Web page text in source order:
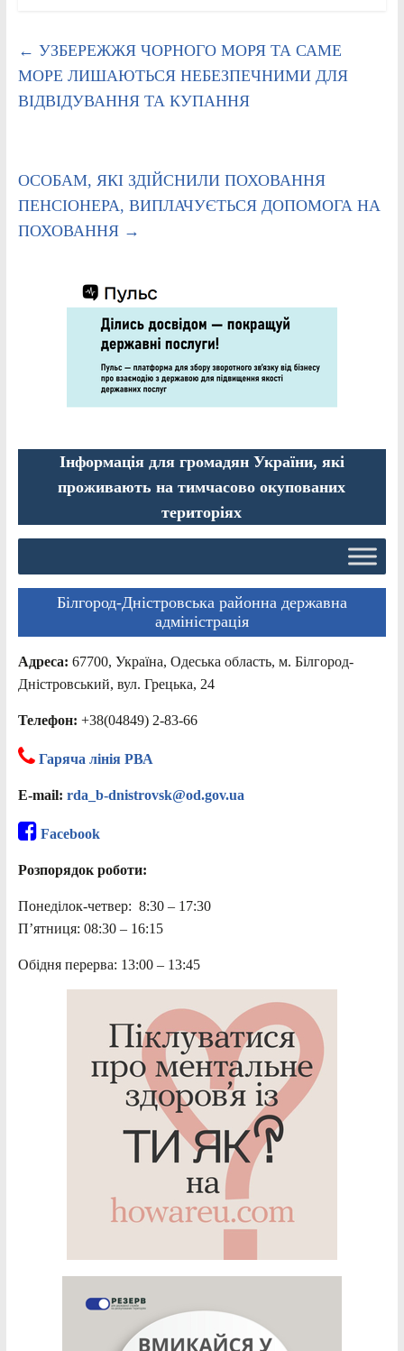
← УЗБЕРЕЖЖЯ ЧОРНОГО МОРЯ ТА САМЕ
МОРЕ ЛИШАЮТЬСЯ НЕБЕЗПЕЧНИМИ ДЛЯ
ВІДВІДУВАННЯ ТА КУПАННЯ
ОСОБАМ, ЯКІ ЗДІЙСНИЛИ ПОХОВАННЯ
ПЕНСІОНЕРА, ВИПЛАЧУЄТЬСЯ ДОПОМОГА НА
ПОХОВАННЯ →
Інформація для громадян України, які
проживають на тимчасово окупованих
територіях
Білгород-Дністровська районна державна
адміністрація
Адреса: 67700, Україна, Одеська область, м. Білгород-
Дністровський, вул. Грецька, 24
Телефон: +38(04849) 2-83-66
Гаряча лінія РВА
E-mail: rda_b-dnistrovsk@od.gov.ua
Facebook
Розпорядок роботи:
Понеділок-четвер: 8:30 – 17:30
П’ятниця: 08:30 – 16:15
Обідня перерва: 13:00 – 13:45